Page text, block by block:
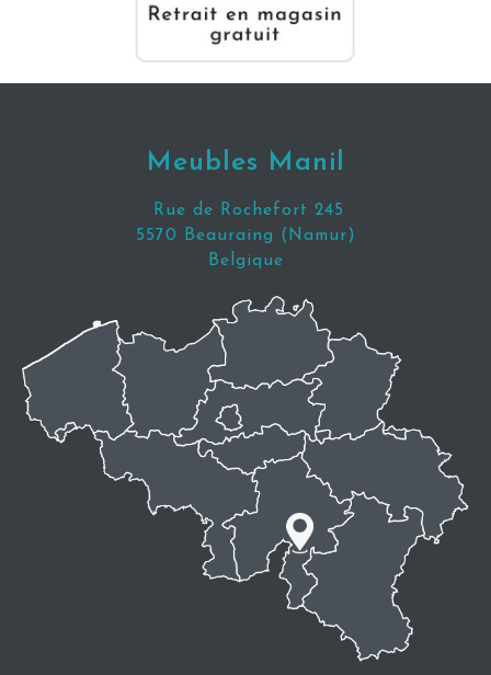
Meubles Manil
Rue de Rochefort 245
5570 Beauraing (Namur)
Belgique